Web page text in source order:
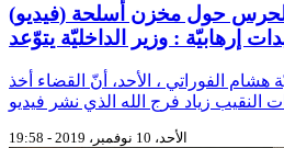
(فيديو) تصريحات نقيب الحرس حول مخزن أسلحة
إرهابيّة : وزير الداخليّة يتوّعد
هشام الفوراتي ، الأحد، أنّ القضاء أخذ
الأحد، 10 نوفمبر، 2019 - 19:58